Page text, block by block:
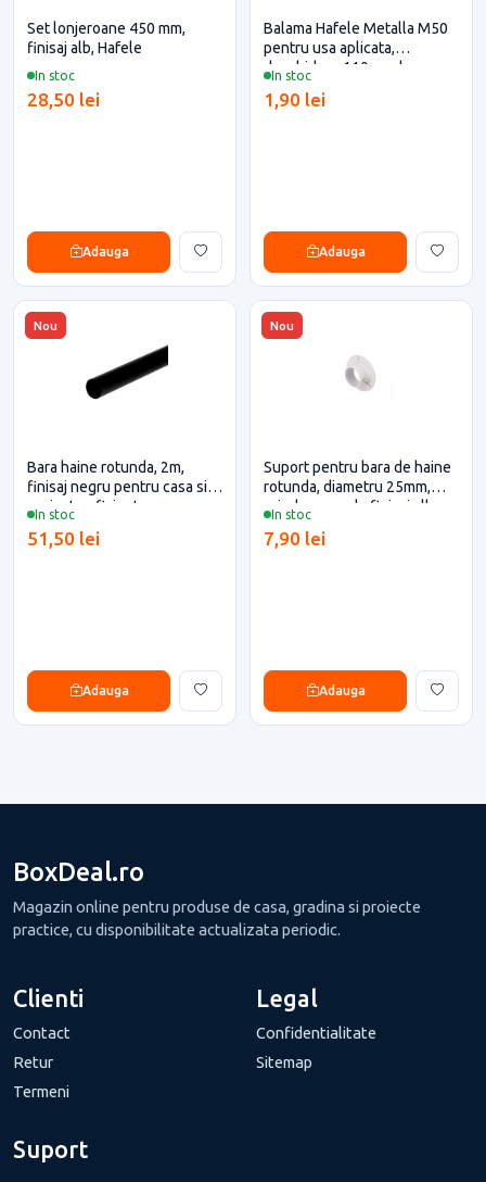
In stoc
Set lonjeroane 450 mm,
finisaj alb, Hafele
28,50 lei
Adauga
In stoc
Balama Hafele Metalla M50
pentru usa aplicata,
deschidere 110 grade,
inclusa
1,90 lei
Adauga
Nou
In stoc
Bara haine rotunda, 2m,
finisaj negru pentru casa si
proiecte eficiente
51,50 lei
Adauga
Nou
In stoc
Suport pentru bara de haine
rotunda, diametru 25mm,
prindere surub, finisaj alb
7,90 lei
Adauga
BoxDeal.ro
Magazin online pentru produse de casa, gradina si proiecte
practice, cu disponibilitate actualizata periodic.
Clienti
Contact
Retur
Termeni
Legal
Confidentialitate
Sitemap
Suport